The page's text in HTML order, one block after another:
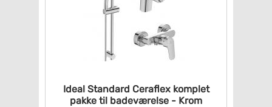
Ideal Standard Ceraflexkomplet
pakke til badeværelse - Krom